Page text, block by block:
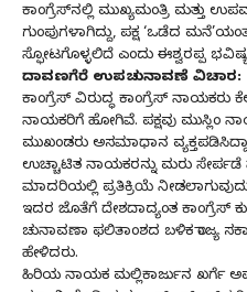
ಕಾಂಗ್ರೆಸ್‌ನಲ್ಲಿ ಮುಖ್ಯಮಂತ್ರಿ ಮತ್ತು
ಗುಂಪುಗಳಾಗಿದ್ದು, ಪಕ್ಷ ‘ಒಡೆದ
ಸ್ಫೋಟಗೊಳ್ಳಲಿದೆ ಎಂದು ಈಶ್ವರಪ್ಪ
ದಾವಣಗೆರೆ ಉಪಚುನಾವಣೆ ವಿಚಾರ:
ಕಾಂಗ್ರೆಸ್ ವಿರುದ್ಧ ಕಾಂಗ್ರೆಸ್ ನಾಯಕರು
ನಾಯಕರಿಗೆ ಹೋಗಿವೆ. ಪಕ್ಷವು ಮುಸ್ಲಿಂ
ಮುಖಂಡರು ಅಸಮಾಧಾನ
ಉಚ್ಚಾಟಿತ ನಾಯಕರನ್ನು ಮರು ಸೇರ್ಪಡೆ
ಮಾದರಿಯಲ್ಲಿ ಪ್ರತಿಕ್ರಿಯೆ
ಇದರ ಜೊತೆಗೆ ದೇಶದಾದ್ಯಂತ ಕಾಂಗ್ರೆಸ್
ಚುನಾವಣಾ ಫಲಿತಾಂಶದ ಬಳಿಕ ರಾಜ್ಯ
ಹೇಳಿದರು.
ಹಿರಿಯ ನಾಯಕ ಮಲ್ಲಿಕಾರ್ಜುನ ಖರ್ಗೆ